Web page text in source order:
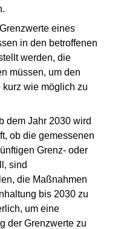
eines
in den betroffenen
werden, die
müssen, um den
wie möglich zu
dem Jahr 2030 wird
ob die gemessenen
Grenz- oder
sind
die Maßnahmen
bis 2030 zu
um eine
der Grenzwerte zu